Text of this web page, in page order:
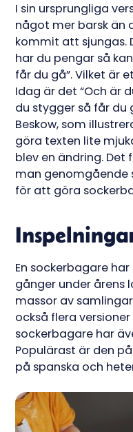
I sin ursprungliga
något mer barsk än
kommit att sjungas.
har du pengar så
får du gå”. Vilket är
Idag är det “Och är
du stygger så får du
Beskow, som
göra texten lite
blev en ändring.
man genomgående
för att göra
En sockerbagare
gånger under årens
massor av
också flera
sockerbagare har
Populärast är den
på spanska och